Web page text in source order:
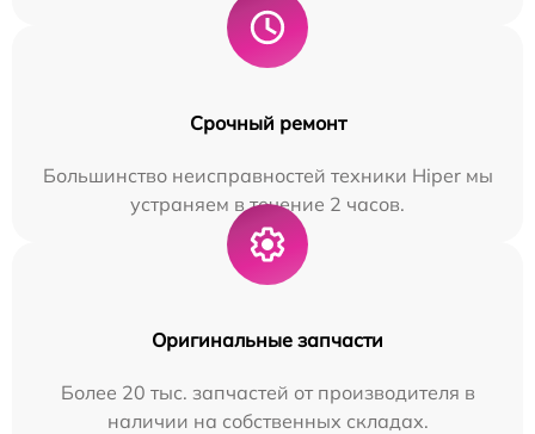
Срочный ремонт
Большинство неисправностей техники Hiper мы
устраняем в течение 2 часов.
Оригинальные запчасти
Более 20 тыс. запчастей от производителя в
наличии на собственных складах.